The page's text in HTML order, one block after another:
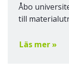
Åbo
till
Läs mer »